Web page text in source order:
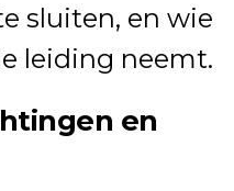
sluiten, en wie
leiding neemt.
en